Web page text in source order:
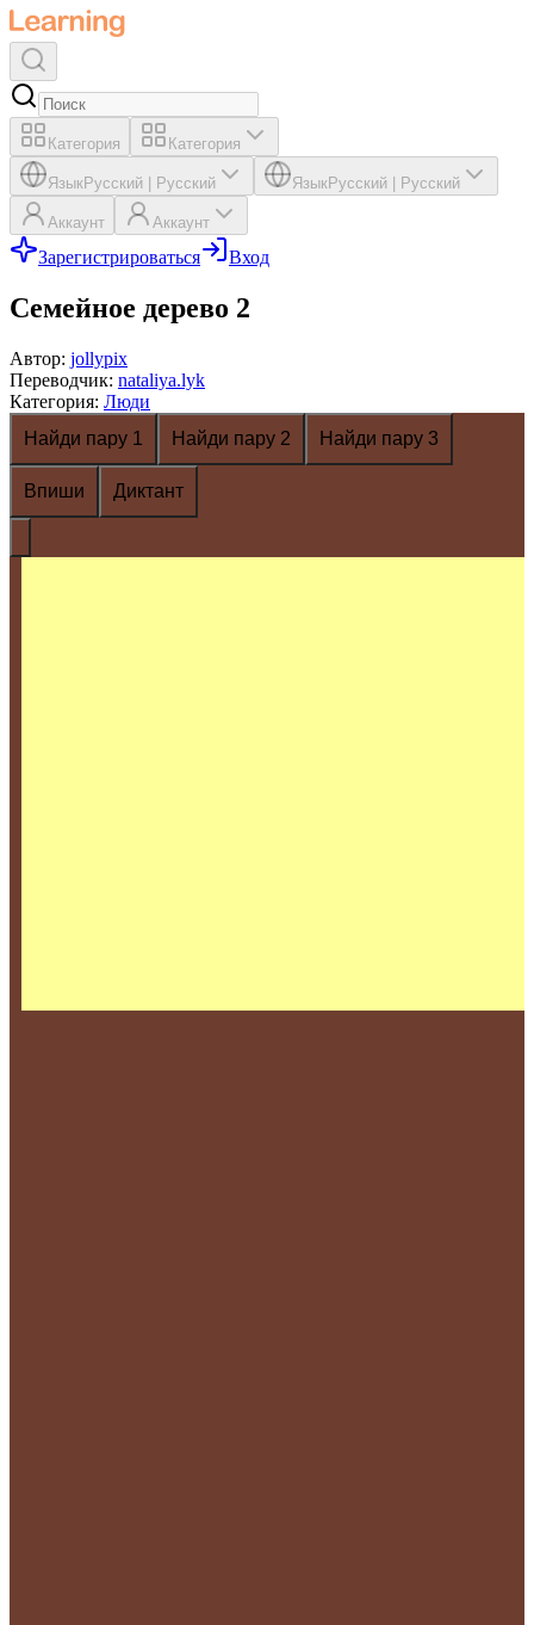
Категория Категория
ЯзыкРусский Русский ЯзыкРусский Русский
Аккаунт Аккаунт
Зарегистрироваться Вход
Семейное дерево 2
Автор: jollypix
Переводчик: nataliya.lyk
Категория: Люди
Найди пару 1
Найди пару 2 Найди пару 3
Впиши Диктант